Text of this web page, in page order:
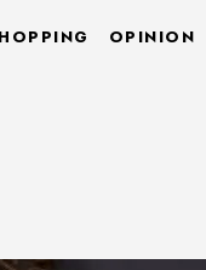
OPINION